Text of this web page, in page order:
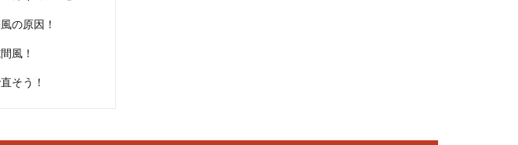
の原因！
風！
そう！